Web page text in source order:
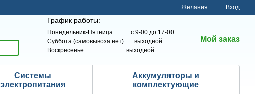
Желания Вход
График работы:
Понедельник-Пятница: с 9-00 до 17-00
Суббота (самовывоза нет): выходной
Воскресенье : выходной
Мой заказ
Системы
электропитания
Аккумуляторы и
комплектующие